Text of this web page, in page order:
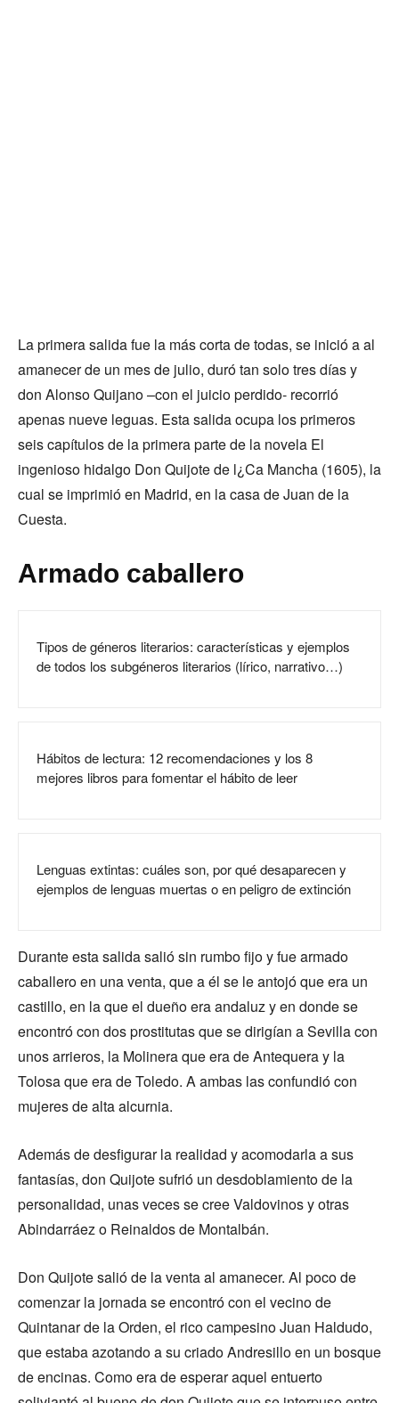
La primera salida fue la más corta de todas, se inició a al
amanecer de un mes de julio, duró tan solo tres días y
don Alonso Quijano –con el juicio perdido- recorrió
apenas nueve leguas. Esta salida ocupa los primeros
seis capítulos de la primera parte de la novela El
ingenioso hidalgo Don Quijote de l¿Ca Mancha (1605), la
cual se imprimió en Madrid, en la casa de Juan de la
Cuesta.
Armado caballero
Tipos de géneros literarios: características y ejemplos
de todos los subgéneros literarios (lírico, narrativo…)
Hábitos de lectura: 12 recomendaciones y los 8
mejores libros para fomentar el hábito de leer
Lenguas extintas: cuáles son, por qué desaparecen y
ejemplos de lenguas muertas o en peligro de extinción
Durante esta salida salió sin rumbo fijo y fue armado
caballero en una venta, que a él se le antojó que era un
castillo, en la que el dueño era andaluz y en donde se
encontró con dos prostitutas que se dirigían a Sevilla con
unos arrieros, la Molinera que era de Antequera y la
Tolosa que era de Toledo. A ambas las confundió con
mujeres de alta alcurnia.
Además de desfigurar la realidad y acomodarla a sus
fantasías, don Quijote sufrió un desdoblamiento de la
personalidad, unas veces se cree Valdovinos y otras
Abindarráez o Reinaldos de Montalbán.
Don Quijote salió de la venta al amanecer. Al poco de
comenzar la jornada se encontró con el vecino de
Quintanar de la Orden, el rico campesino Juan Haldudo,
que estaba azotando a su criado Andresillo en un bosque
de encinas. Como era de esperar aquel entuerto